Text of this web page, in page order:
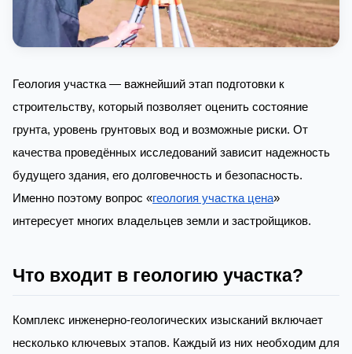
Геология участка — важнейший этап подготовки к
строительству, который позволяет оценить состояние
грунта, уровень грунтовых вод и возможные риски. От
качества проведённых исследований зависит надежность
будущего здания, его долговечность и безопасность.
Именно поэтому вопрос «геология участка цена»
интересует многих владельцев земли и застройщиков.
Что входит в геологию участка?
Комплекс инженерно-геологических изысканий включает
несколько ключевых этапов. Каждый из них необходим для